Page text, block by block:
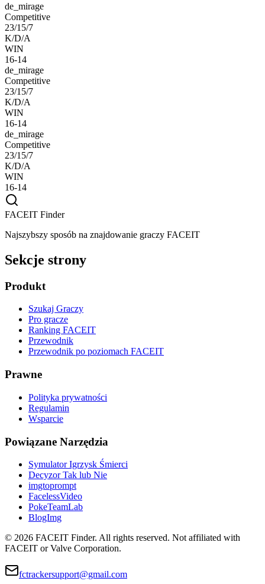
de_mirage
Competitive
23/15/7
K/D/A
WIN
16-14
de_mirage
Competitive
23/15/7
K/D/A
WIN
16-14
de_mirage
Competitive
23/15/7
K/D/A
WIN
16-14
FACEIT Finder
Najszybszy sposób na znajdowanie graczy FACEIT
Sekcje strony
Produkt
Szukaj Graczy
Pro gracze
Ranking FACEIT
Przewodnik
Przewodnik po poziomach FACEIT
Prawne
Polityka prywatności
Regulamin
Wsparcie
Powiązane Narzędzia
Symulator Igrzysk Śmierci
Decyzor Tak lub Nie
imgtoprompt
FacelessVideo
PokeTeamLab
BlogImg
© 2026 FACEIT Finder. All rights reserved. Not affiliated with
FACEIT or Valve Corporation.
fctrackersupport@gmail.com